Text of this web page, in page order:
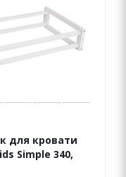
для кровати
Simple 340,